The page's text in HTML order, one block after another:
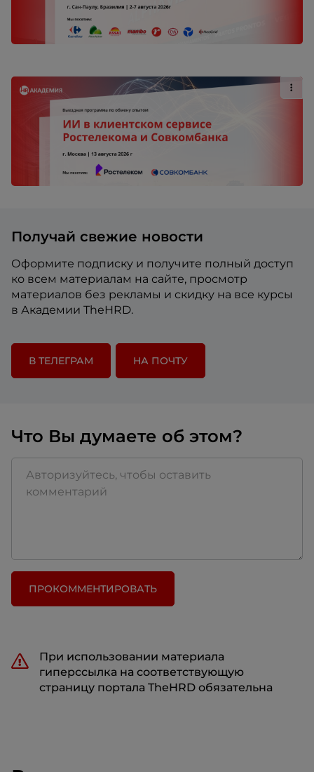
Получай свежие новости
Оформите подписку и получите полный доступ
ко всем материалам на сайте, просмотр
материалов без рекламы и скидку на все курсы
в Академии TheHRD.
В ТЕЛЕГРАМ НА ПОЧТУ
Что Вы думаете об этом?
ПРОКОММЕНТИРОВАТЬ
При использовании материала
гиперссылка на соответствующую
страницу портала TheHRD обязательна